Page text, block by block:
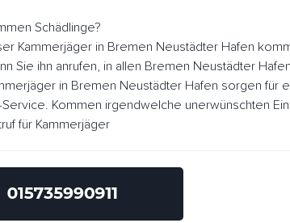
Schädlinge?
Kammerjäger in Bremen Neustädter Hafen
Sie ihn anrufen, in allen Bremen Neustädter
in Bremen Neustädter Hafen sorgen für
Service. Kommen irgendwelche unerwünschten
für Kammerjäger